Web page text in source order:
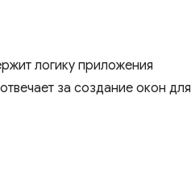
логику приложения
за создание окон для